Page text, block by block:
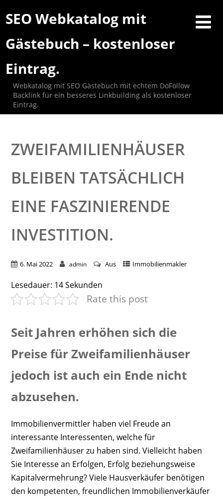
SEO Webkatalog mit
Gästebuch – kostenloser
Eintrag.
Webkatalog mit SEO Gästebuch mit echtem DoFollow
Backlink für ein besseres Linkbuilding als kostenloser
Eintrag.
ZWEIFAMILIENHÄUSER
BLEIBEN TATSÄCHLICH
EINE FASZINIERENDE
INVESTITION.
6. Mai 2022 admin Aus Immobilienmakler
Lesedauer: 14Sekunden
Rate this post
Seit Jahren erhöhen sich die
Preise für Zweifamilienhäuser
jedoch ist auch ein Ende nicht
abzusehen.
Immobilienvermittler haben viel Freude an
interessante Interessenten, welche für
Zweifamilienhäuser zu haben sind. Vielleicht haben
Sie Interesse an Erfolgen, Erfolg beziehungsweise
Kapitalvermehrung? Viele Hausverkäufer benötigen
den kompetenten, freundlichen Immobilienverkäufer